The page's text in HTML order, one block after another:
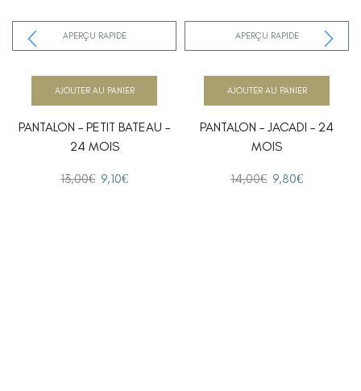
APERÇU RAPIDE
PANTALON – PETIT BATEAU –
24 MOIS
13,00€ 9,10€
AJOUTER AU PANIER
APERÇU RAPIDE
PANTALON – JACADI – 24
MOIS
14,00€ 9,80€
AJOUTER AU PANIER